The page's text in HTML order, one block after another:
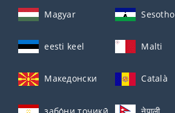
Magyar Sesotho
eesti keel Malti
Македонски Català
забо́ни тоҷикӣ́ नेपाली